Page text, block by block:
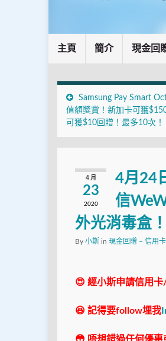
主頁 簡介 現金回
Samsung Pay Smart
值額獎賞！新加卡可獲
可獲$10回贈！最多10次！
4 月
23
2020
4月24
信
外光消毒盒！
By 小斯 in 現金回贈 – 信用
😍 經小斯申請信用
😆 記得要follow埋我